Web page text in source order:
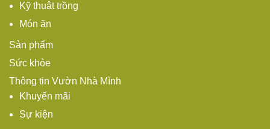
Kỹ thuật trồng
Món ăn
Sản phẩm
Sức khỏe
Thông tin Vườn Nhà Mình
Khuyến mãi
Sự kiện